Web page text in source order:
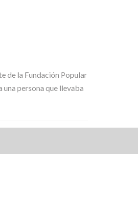
de la Fundación Popular
persona que llevaba